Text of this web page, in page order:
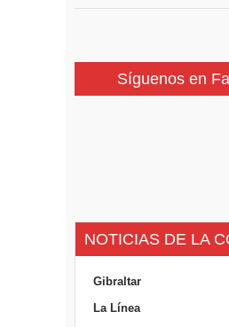
Síguenos en
NOTICIAS DE LA
Gibraltar
La Línea